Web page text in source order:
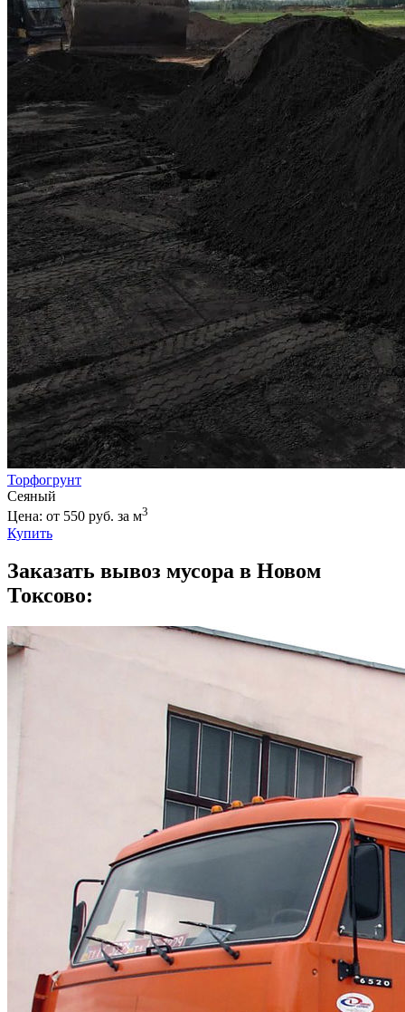
Торфогрунт
Сеяный
Цена: от 550 руб. за м3
Купить
Заказать вывоз мусора в Новом
Токсово: